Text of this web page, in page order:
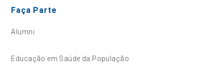
Faça Parte
Alumni
Educação em Saúde da População